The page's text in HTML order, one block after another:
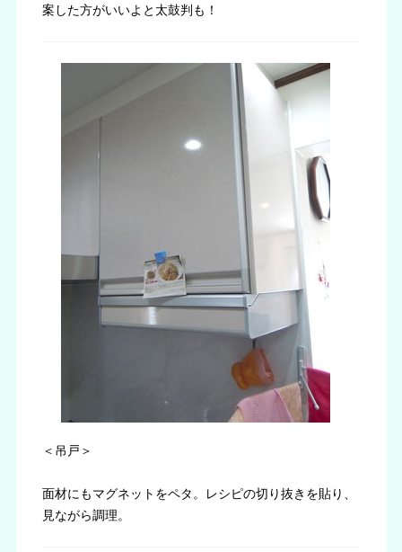
案した方がいいよと太鼓判も！
＜吊戸＞
面材にもマグネットをペタ。レシピの切り抜きを貼り、
見ながら調理。